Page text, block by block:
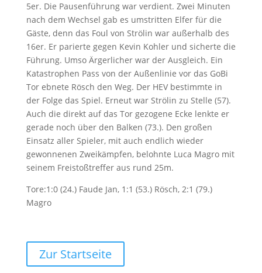
5er. Die Pausenführung war verdient. Zwei Minuten
nach dem Wechsel gab es umstritten Elfer für die
Gäste, denn das Foul von Strölin war außerhalb des
16er. Er parierte gegen Kevin Kohler und sicherte die
Führung. Umso Ärgerlicher war der Ausgleich. Ein
Katastrophen Pass von der Außenlinie vor das GoBi
Tor ebnete Rösch den Weg. Der HEV bestimmte in
der Folge das Spiel. Erneut war Strölin zu Stelle (57).
Auch die direkt auf das Tor gezogene Ecke lenkte er
gerade noch über den Balken (73.). Den großen
Einsatz aller Spieler, mit auch endlich wieder
gewonnenen Zweikämpfen, belohnte Luca Magro mit
seinem Freistoßtreffer aus rund 25m.
Tore:1:0 (24.) Faude Jan, 1:1 (53.) Rösch, 2:1 (79.)
Magro
Zur Startseite